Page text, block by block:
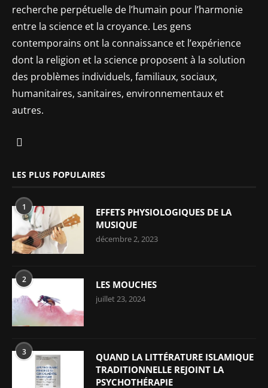
recherche perpétuelle de l’humain pour l’harmonie
entre la science et la croyance. Les gens
contemporains ont la connaissance et l’expérience
dont la religion et la science proposent à la solution
des problèmes individuels, familiaux, sociaux,
humanitaires, sanitaires, environnementaux et
autres.
LES PLUS POPULAIRES
1
EFFETS PHYSIOLOGIQUES DE LA
MUSIQUE
décembre 2, 2023
2 LES MOUCHES
juillet 23, 2024
3
QUAND LA LITTÉRATURE ISLAMIQUE
TRADITIONNELLE REJOINT LA
PSYCHOTHÉRAPIE